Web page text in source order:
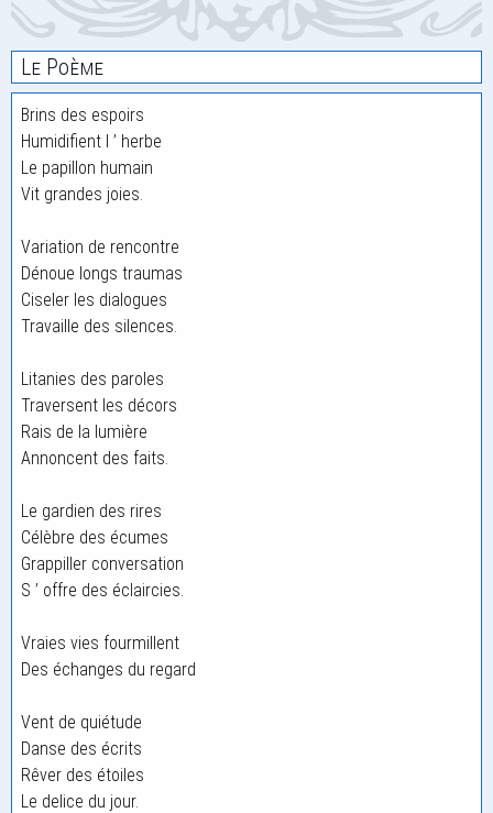
Le Poème
Brins des espoirs
Humidifient l ’ herbe
Le papillon humain
Vit grandes joies.
Variation de rencontre
Dénoue longs traumas
Ciseler les dialogues
Travaille des silences.
Litanies des paroles
Traversent les décors
Rais de la lumière
Annoncent des faits.
Le gardien des rires
Célèbre des écumes
Grappiller conversation
S ’ offre des éclaircies.
Vraies vies fourmillent
Des échanges du regard
Vent de quiétude
Danse des écrits
Rêver des étoiles
Le delice du jour.